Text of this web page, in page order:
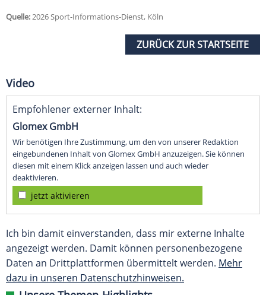
Quelle:2026 Sport-Informations-Dienst, Köln
ZURÜCK ZUR STARTSEITE
Video
Empfohlener externer Inhalt:
Glomex GmbH
Wir benötigen Ihre Zustimmung, um den von unserer Redaktion
eingebundenen Inhalt von Glomex GmbH anzuzeigen. Sie können
diesen mit einem Klick anzeigen lassen und auch wieder
deaktivieren.
jetzt aktivieren
Ich bin damit einverstanden, dass mir externe Inhalte
angezeigt werden. Damit können personenbezogene
Daten an Drittplattformen übermittelt werden. Mehr
dazu in unseren Datenschutzhinweisen.